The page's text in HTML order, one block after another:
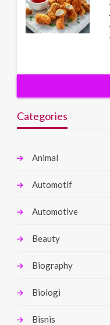
Categories
Animal
Automotif
Automotive
Beauty
Biography
Biologi
Bisnis